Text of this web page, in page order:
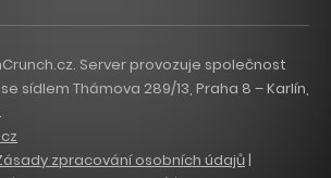
Server provozuje společnost
sídlem Thámova 289/13, Praha 8 – Karlín,
zpracování osobních údajů |